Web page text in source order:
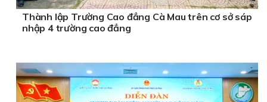
Thành lập Trường Cao đẳng Cà Mau trên cơ sở sáp
nhập 4 trường cao đẳng